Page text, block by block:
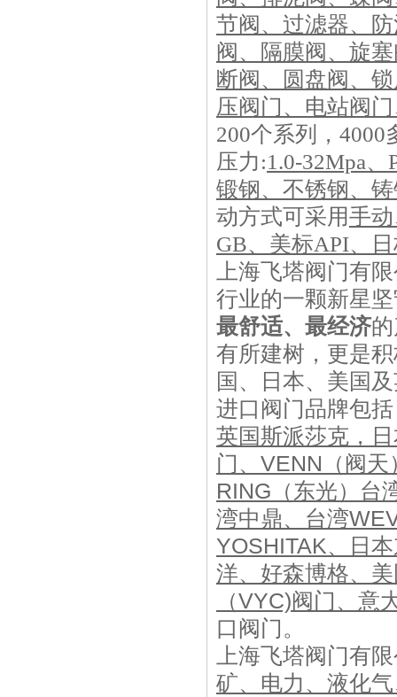
节阀、过滤器、
阀、隔膜阀、旋
断阀、圆盘阀、
压阀门、电站阀
200个系列，
压力:1.0-32Mpa、
锻钢、不锈钢、
动方式可采用手
GB、美标API、
上海飞塔阀门有
行业的一颗新星
最舒适、最经济
有所建树，更是
国、日本、美国
进口阀门品牌包
英国斯派莎克，
门、 VENN （阀
RING （东光）
湾中鼎、台湾
YOSHITAK、日
洋、好森博格、
（VYC)阀门、意
口阀门。
上海飞塔阀门有
矿、电力、液化